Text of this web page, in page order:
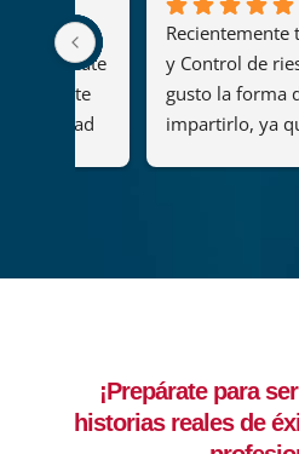
Recientemente tome
y Control de riesgos
gusto la forma del
impartirlo, ya que
¡Prepárate para
historias reales de